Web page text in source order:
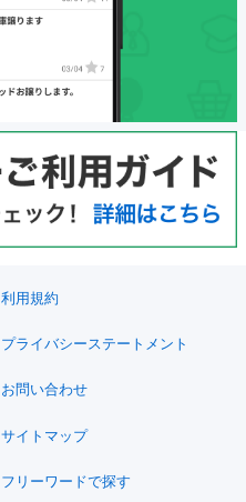
利用規約
プライバシーステートメント
お問い合わせ
サイトマップ
フリーワードで探す